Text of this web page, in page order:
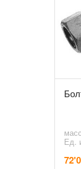
Ед.